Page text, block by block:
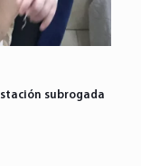
subrogada